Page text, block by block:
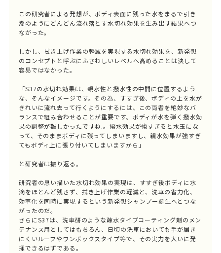
この研究者による発想が、ボディ表面に残った水をまるで引き
潮のようにどんどん流れ落とす水切れ効果を生み出す結果へつ
ながった。
しかし、拭き上げ作業の軽減を実現する水切れ効果を、新発想
のコンセプトと呼ぶにふさわしいレベルへ高めることは決して
容易ではなかった。
「S37の水切れ効果は、親水性と撥水性の中間に位置するよう
な、そんなイメージです。その為、すすぎ後、ボディの上を水が
きれいに流れ去って行くようにするには、この両者を絶妙なバ
ランスで組み合わせることが重要です。ボディが水を弾く撥水効
果の調整が難しかったですね.。撥水効果が強すぎると水玉にな
って、そのままボディに残ってしまいますし、親水効果が強すぎ
てもボディ上に張り付いてしまいますから」
と研究者は振り返る。
研究者の思い描いた水切れ効果の実現は、すすぎ後ボディに水
滴をほとんど残さず、拭き上げ作業の軽減と、洗車の省力化、
効率化を同時に実現するという新発想シャンプー誕生へとつな
がったのだ。
さらにS37は、洗車研のような疎水タイプコーティング剤のメン
テナンス用としてはもちろん、日頃の洗車においても手が届き
にくいルーフやワンボックスタイプ等で、その実力を大いに発
揮できるはずである。